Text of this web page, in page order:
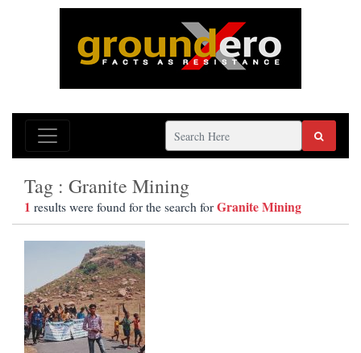
Tag : Granite Mining
1 results were found for the search forGranite Mining